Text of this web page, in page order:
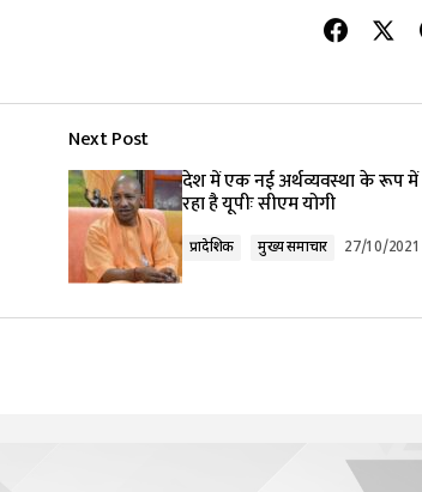
Next Post
देश में एक नई अर्थव्यवस्था के रूप
रहा है यूपीः सीएम योगी
प्रादेशिक मुख्य समाचार 27/10/2021